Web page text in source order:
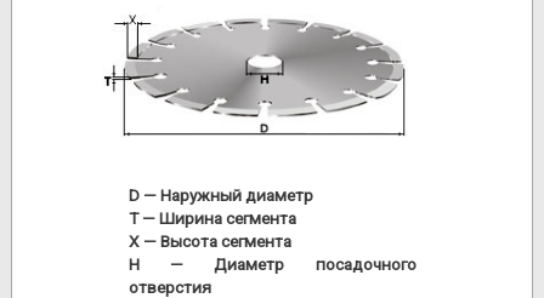
D— Наружный диаметр
T— Ширина сегмента
X— Высота сегмента
H— Диаметр посадочного
отверстия